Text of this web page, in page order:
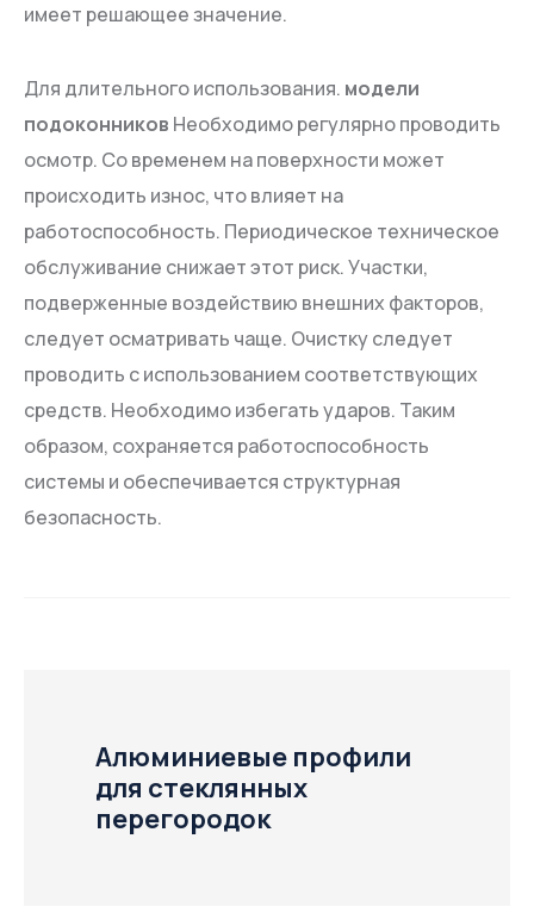
имеет решающее значение.
Для длительного использования. модели
подоконников Необходимо регулярно проводить
осмотр. Со временем на поверхности может
происходить износ, что влияет на
работоспособность. Периодическое техническое
обслуживание снижает этот риск. Участки,
подверженные воздействию внешних факторов,
следует осматривать чаще. Очистку следует
проводить с использованием соответствующих
средств. Необходимо избегать ударов. Таким
образом, сохраняется работоспособность
системы и обеспечивается структурная
безопасность.
Алюминиевые профили
для стеклянных
перегородок